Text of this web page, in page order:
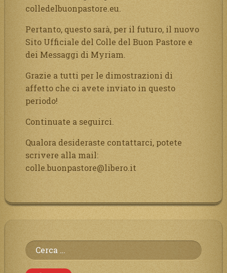
colledelbuonpastore.eu.
Pertanto, questo sarà, per il futuro, il nuovo
Sito Ufficiale del Colle del Buon Pastore e
dei Messaggi di Myriam.
Grazie a tutti per le dimostrazioni di
affetto che ci avete inviato in questo
periodo!
Continuate a seguirci.
Qualora desideraste contattarci, potete
scrivere alla mail:
colle.buonpastore@libero.it
Ricerca
per: